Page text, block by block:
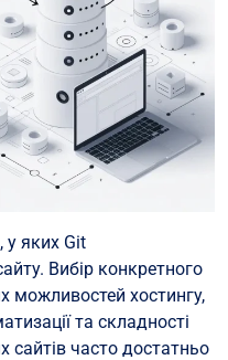
у яких Git
Вибір конкретного
можливостей хостингу,
та складності
сайтів часто достатньо